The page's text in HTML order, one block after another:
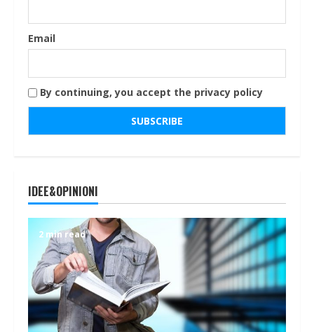
Email
By continuing, you accept the privacy policy
IDEE&OPINIONI
2 min read